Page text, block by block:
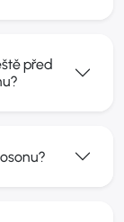
před